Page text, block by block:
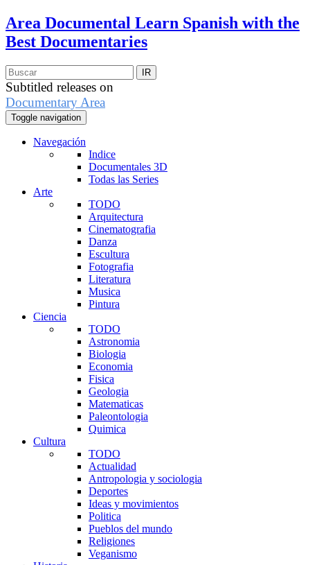
Area Documental Learn Spanish with the
Best Documentaries
Subtitled releases on
Documentary Area
Toggle navigation
Navegación
Indice
Documentales 3D
Todas las Series
Arte
TODO
Arquitectura
Cinematografia
Danza
Escultura
Fotografia
Literatura
Musica
Pintura
Ciencia
TODO
Astronomia
Biologia
Economia
Fisica
Geologia
Matematicas
Paleontologia
Quimica
Cultura
TODO
Actualidad
Antropologia y sociologia
Deportes
Ideas y movimientos
Politica
Pueblos del mundo
Religiones
Veganismo